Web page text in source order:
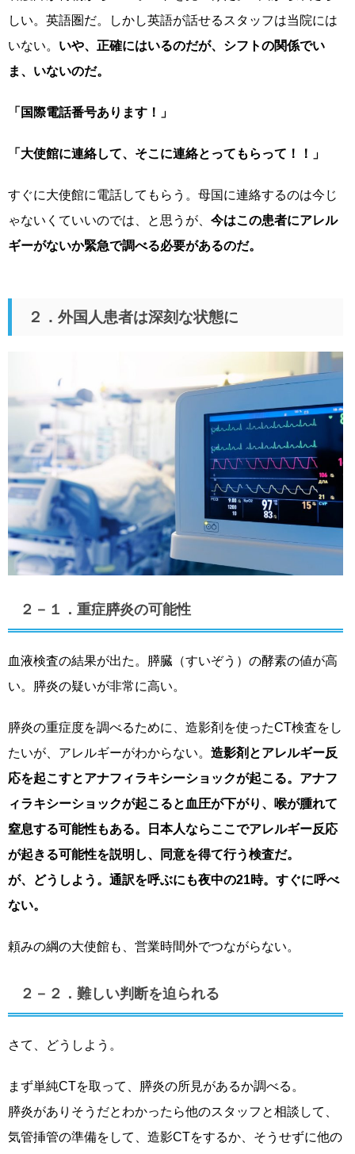
しい。英語圏だ。しかし英語が話せるスタッフは当院には
いない。 いや、正確にはいるのだが、シフトの関係でい
ま、いないのだ。
「国際電話番号あります！」
「大使館に連絡して、そこに連絡とってもらって！！」
すぐに大使館に電話してもらう。母国に連絡するのは今じ
ゃないくていいのでは、と思うが、 今はこの患者にアレル
ギーがないか緊急で調べる必要があるのだ。
２．外国人患者は深刻な状態に
２－１．重症膵炎の可能性
血液検査の結果が出た。膵臓（すいぞう）の酵素の値が高
い。膵炎の疑いが非常に高い。
膵炎の重症度を調べるために、造影剤を使ったCT検査をし
たいが、アレルギーがわからない。 造影剤とアレルギー反
応を起こすとアナフィラキシーショックが起こる。アナフ
ィラキシーショックが起こると血圧が下がり、喉が腫れて
窒息する可能性もある。日本人ならここでアレルギー反応
が起きる可能性を説明し、同意を得て行う検査だ。
が、どうしよう。通訳を呼ぶにも夜中の21時。すぐに呼べ
ない。
頼みの綱の大使館も、営業時間外でつながらない。
２－２．難しい判断を迫られる
さて、どうしよう。
まず単純CTを取って、膵炎の所見があるか調べる。
膵炎がありそうだとわかったら他のスタッフと相談して、
気管挿管の準備をして、造影CTをするか、そうせずに他の